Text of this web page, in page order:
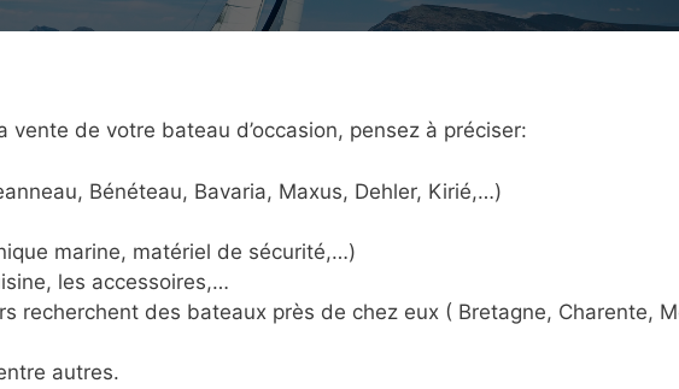
de votre bateau d’occasion, pensez à préciser:
Bénéteau, Bavaria, Maxus, Dehler, Kirié,…)
marine, matériel de sécurité,…)
les accessoires,…
recherchent des bateaux près de chez eux ( Bretagne, Charente,
autres.